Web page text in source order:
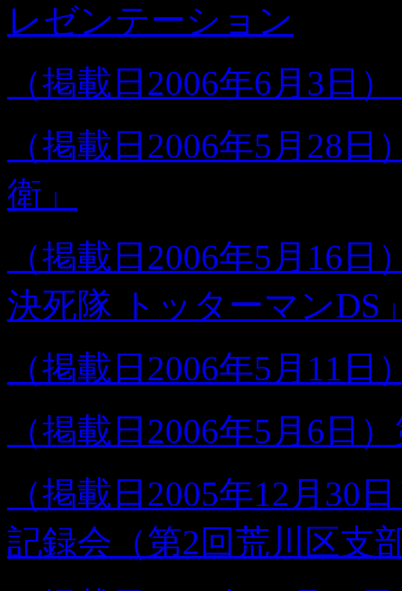
レゼンテーション
（掲載日2006年6月3日
（掲載日2006年5月28
衛」
（掲載日2006年5月16
決死隊 トッターマンDS
（掲載日2006年5月11
（掲載日2006年5月6日
（掲載日2005年12月30
記録会（第2回荒川区支